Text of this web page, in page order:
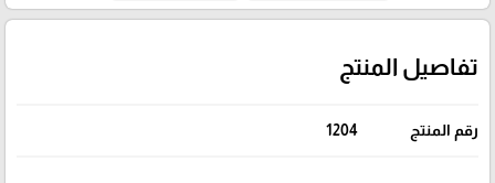
تفاصيل المنتج
رقم المنتج 1204